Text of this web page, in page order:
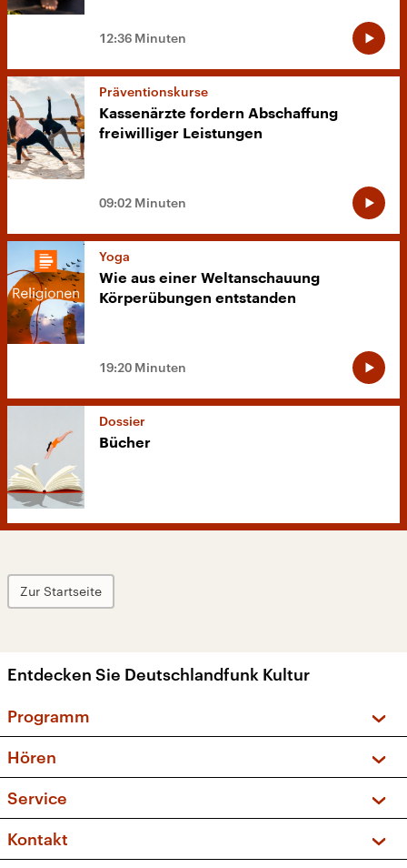
12:36 Minuten
Präventionskurse
Kassenärzte fordern Abschaffung
freiwilliger Leistungen
09:02 Minuten
Yoga
Wie aus einer Weltanschauung
Körperübungen entstanden
19:20 Minuten
Dossier
Bücher
Zur Startseite
Entdecken Sie Deutschlandfunk Kultur
Programm
Sendungen und Podcasts
Musikliste
Kakadu – Das Kinderprogramm
Hören
Frequenzen (UKW + DAB+)
Service
FAQ
Apps
Kontakt